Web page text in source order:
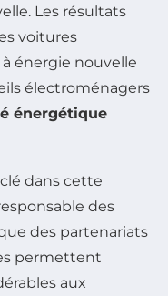
Les résultats
voitures
énergie nouvelle
électroménagers
énergétique
dans cette
des
des partenariats
permettent
aux